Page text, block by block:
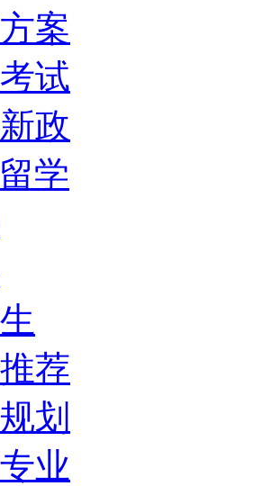
案
试
政
学
荐
划
业